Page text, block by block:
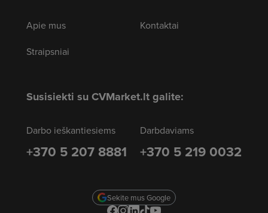
Apie mus
Straipsniai
Kontaktai
Susisiekti su CVMarket.lt galite:
Darbo ieškantiesiems
+370 5 207 8881
Darbdaviams
+370 5 219 0032
Sekite mus Google